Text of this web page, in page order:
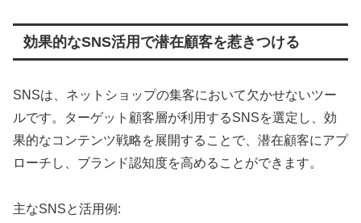
効果的なSNS活用で潜在顧客を惹きつける
SNSは、ネットショップの集客において欠かせないツー
ルです。ターゲット顧客層が利用するSNSを選定し、効
果的なコンテンツ戦略を展開することで、潜在顧客にアプ
ローチし、ブランド認知度を高めることができます。
主なSNSと活用例: